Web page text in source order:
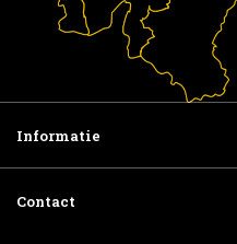
Informatie
Contact